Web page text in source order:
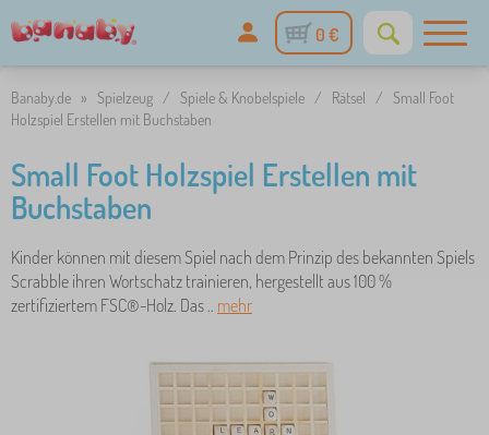
0 €
Banaby.de » Spielzeug / Spiele & Knobelspiele / Rätsel / Small Foot
Holzspiel Erstellen mit Buchstaben
Small Foot Holzspiel Erstellen mit
Buchstaben
Kinder können mit diesem Spiel nach dem Prinzip des bekannten Spiels
Scrabble ihren Wortschatz trainieren, hergestellt aus 100 %
zertifiziertem FSC®-Holz. Das .. mehr